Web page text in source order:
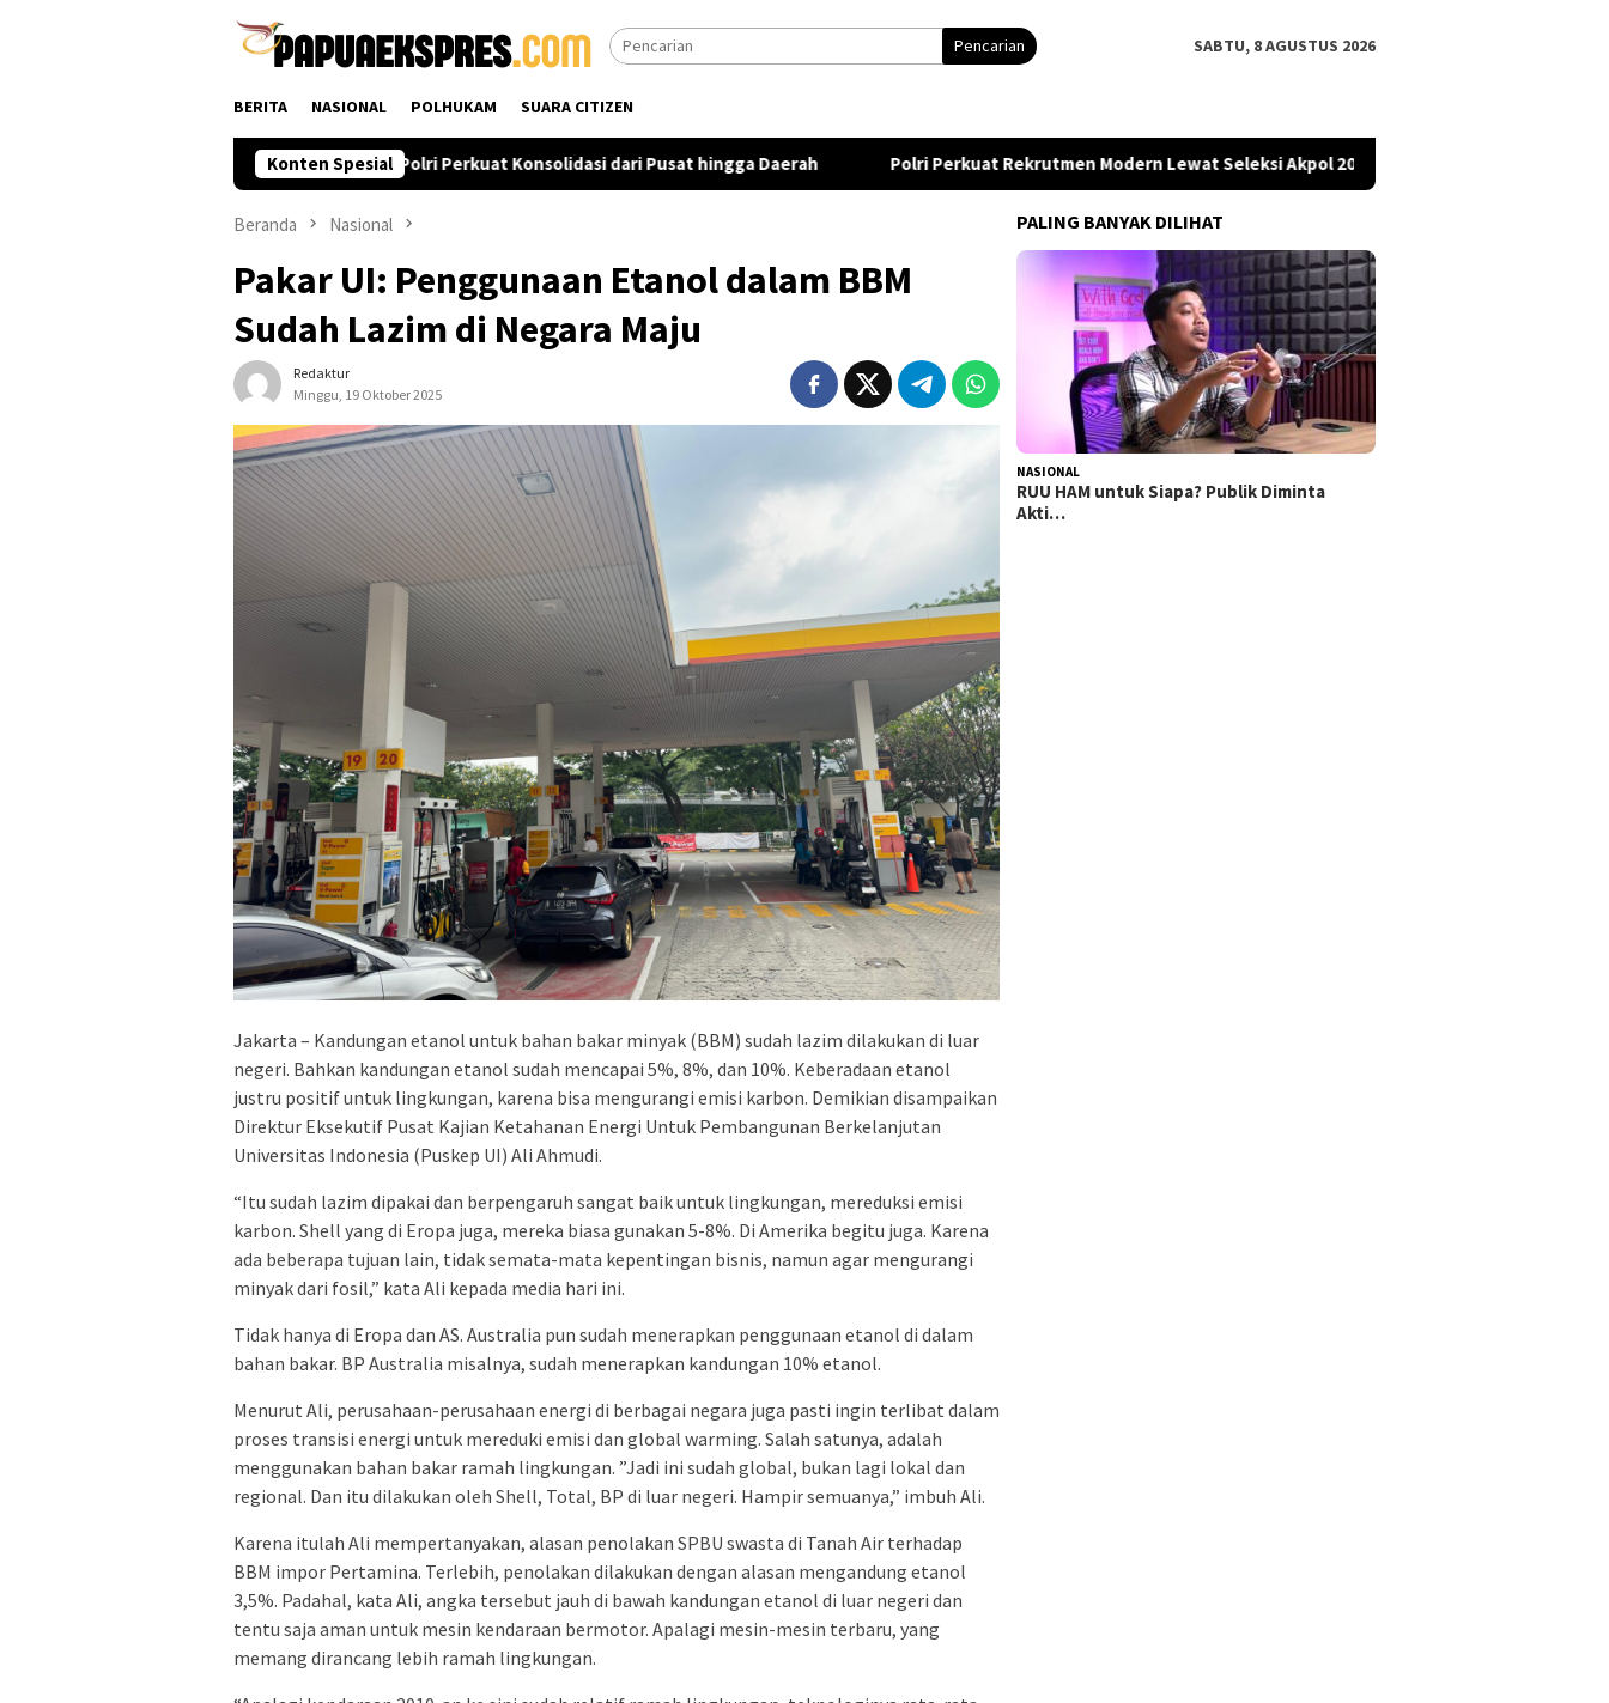
Pencarian SABTU, 8 AGUSTUS 2026
BERITA NASIONAL POLHUKAM SUARA CITIZEN
Konten Spesial
KBPP Polri Perkuat Konsolidasi dari Pusat hingga Daerah Polri Perkuat Rekrutmen Modern Lewat Seleksi Akpol 2026 Koalisi Desak Polisi Usut
Beranda Nasional
Pakar UI: Penggunaan Etanol dalam BBM
Sudah Lazim di Negara Maju
Redaktur
Minggu, 19 Oktober 2025
Jakarta – Kandungan etanol untuk bahan bakar minyak (BBM) sudah lazim dilakukan di luar
negeri. Bahkan kandungan etanol sudah mencapai 5%, 8%, dan 10%. Keberadaan etanol
justru positif untuk lingkungan, karena bisa mengurangi emisi karbon. Demikian disampaikan
Direktur Eksekutif Pusat Kajian Ketahanan Energi Untuk Pembangunan Berkelanjutan
Universitas Indonesia (Puskep UI) Ali Ahmudi.
“Itu sudah lazim dipakai dan berpengaruh sangat baik untuk lingkungan, mereduksi emisi
karbon. Shell yang di Eropa juga, mereka biasa gunakan 5-8%. Di Amerika begitu juga. Karena
ada beberapa tujuan lain, tidak semata-mata kepentingan bisnis, namun agar mengurangi
minyak dari fosil,” kata Ali kepada media hari ini.
Tidak hanya di Eropa dan AS. Australia pun sudah menerapkan penggunaan etanol di dalam
bahan bakar. BP Australia misalnya, sudah menerapkan kandungan 10% etanol.
Menurut Ali, perusahaan-perusahaan energi di berbagai negara juga pasti ingin terlibat dalam
proses transisi energi untuk mereduki emisi dan global warming. Salah satunya, adalah
menggunakan bahan bakar ramah lingkungan. ”Jadi ini sudah global, bukan lagi lokal dan
regional. Dan itu dilakukan oleh Shell, Total, BP di luar negeri. Hampir semuanya,” imbuh Ali.
Karena itulah Ali mempertanyakan, alasan penolakan SPBU swasta di Tanah Air terhadap
BBM impor Pertamina. Terlebih, penolakan dilakukan dengan alasan mengandung etanol
3,5%. Padahal, kata Ali, angka tersebut jauh di bawah kandungan etanol di luar negeri dan
tentu saja aman untuk mesin kendaraan bermotor. Apalagi mesin-mesin terbaru, yang
memang dirancang lebih ramah lingkungan.
PALING BANYAK DILIHAT
NASIONAL
RUU HAM untuk Siapa? Publik Diminta
Akti…